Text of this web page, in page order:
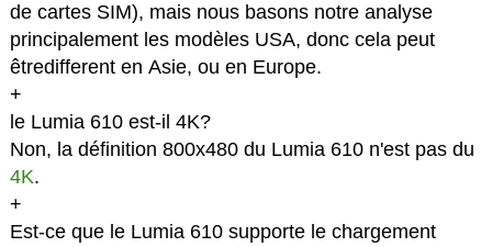
de cartes SIM), mais nous basons notre analyse
principalement les modèles USA, donc cela peut
êtredifferent en Asie, ou en Europe.
+
le Lumia 610 est-il 4K?
Non, la définition 800x480 du Lumia 610 n'est pas du
4K.
+
Est-ce que le Lumia 610 supporte le chargement